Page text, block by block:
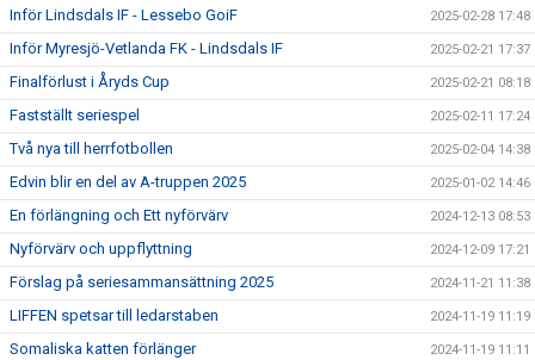
Inför Lindsdals IF - Lessebo GoiF 2025-02-28 17:48
Inför Myresjö-Vetlanda FK - Lindsdals IF 2025-02-21 17:37
Finalförlust i Åryds Cup 2025-02-21 08:18
Fastställt seriespel 2025-02-11 17:24
Två nya till herrfotbollen 2025-02-04 14:38
Edvin blir en del av A-truppen 2025 2025-01-02 14:46
En förlängning och Ett nyförvärv 2024-12-13 08:53
Nyförvärv och uppflyttning 2024-12-09 17:21
Förslag på seriesammansättning 2025 2024-11-21 11:38
LIFFEN spetsar till ledarstaben 2024-11-19 11:19
Somaliska katten förlänger 2024-11-19 11:11